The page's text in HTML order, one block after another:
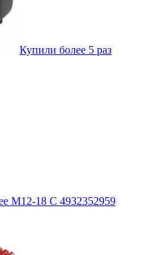
Купили более 5 раз
M12-18 C 4932352959